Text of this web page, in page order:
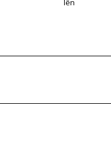
lên